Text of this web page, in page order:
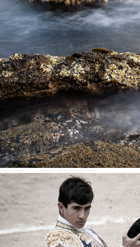
PAESAGGI